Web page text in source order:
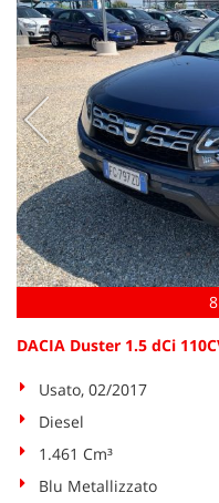
DACIA Duster 1.5 dCi
Usato, 02/2017
Diesel
1.461 Cm³
Blu Metallizzato